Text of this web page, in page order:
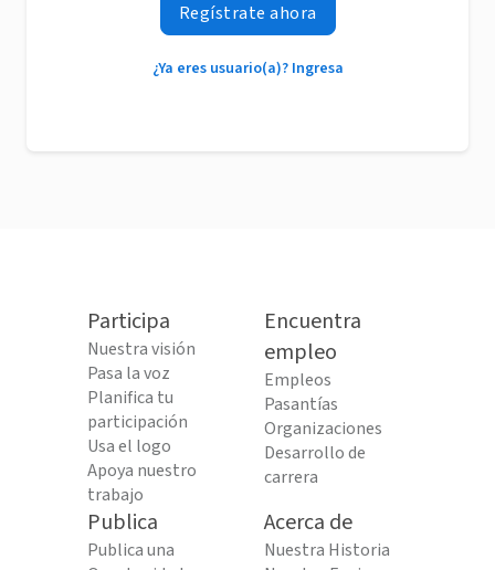
Regístrate ahora
¿Ya eres usuario(a)? Ingresa
Participa
Nuestra visión
Pasa la voz
Planifica tu
participación
Usa el logo
Apoya nuestro
trabajo
Encuentra
empleo
Empleos
Pasantías
Organizaciones
Desarrollo de
carrera
Publica
Publica una
Acerca de
Nuestra Historia